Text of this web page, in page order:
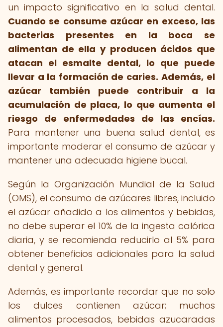
un impacto significativo en la salud dental.
Cuando se consume azúcar en exceso, las
bacterias presentes en la boca se
alimentan de ella y producen ácidos que
atacan el esmalte dental, lo que puede
llevar a la formación de caries. Además, el
azúcar también puede contribuir a la
acumulación de placa, lo que aumenta el
riesgo de enfermedades de las encías.
Para mantener una buena salud dental, es
importante moderar el consumo de azúcar y
mantener una adecuada higiene bucal.
Según la Organización Mundial de la Salud
(OMS), el consumo de azúcares libres, incluido
el azúcar añadido a los alimentos y bebidas,
no debe superar el 10% de la ingesta calórica
diaria, y se recomienda reducirlo al 5% para
obtener beneficios adicionales para la salud
dental y general.
Además, es importante recordar que no solo
los dulces contienen azúcar; muchos
alimentos procesados, bebidas azucaradas